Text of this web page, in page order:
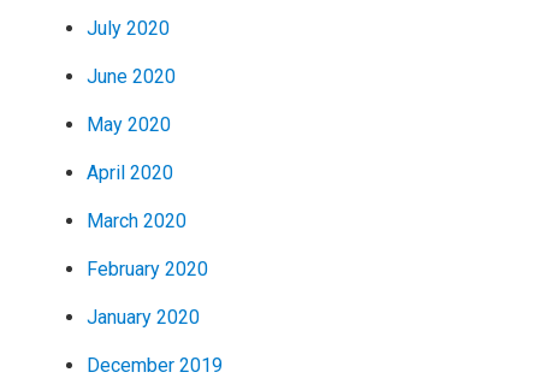
July 2020
June 2020
May 2020
April 2020
March 2020
February 2020
January 2020
December 2019